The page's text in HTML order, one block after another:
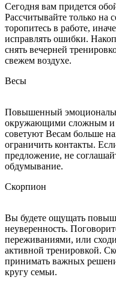
Сегодня вам придется
Рассчитывайте только на
торопитесь в работе,
исправлять ошибки.
снять вечерней
свежем воздухе.
Весы
Повышенный
окружающими сложным и
советуют Весам больше
ограничить контакты.
предложение, не
обдумывание.
Скорпион
Вы будете ощущать
неуверенность.
переживаниями, или
активной тренировкой.
принимать важных
кругу семьи.